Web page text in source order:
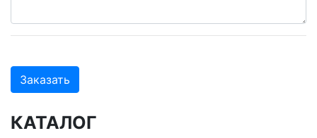
Заказать
КАТАЛОГ